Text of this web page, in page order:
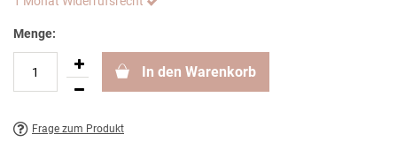
Menge:
In den Warenkorb
Frage zum Produkt